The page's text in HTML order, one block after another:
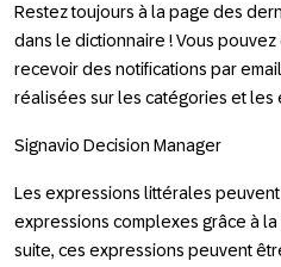
Restez toujours à la page des
dans le dictionnaire ! Vous
recevoir des notifications par
réalisées sur les catégories et les
Signavio Decision Manager
Les expressions littérales
expressions complexes grâce à la
suite, ces expressions peuvent